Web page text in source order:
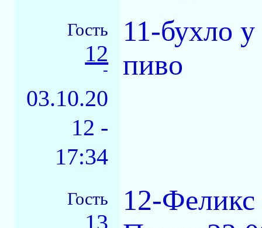
Гость
12
-
03.10.20
12 -
17:34
11-бухло
пиво
Гость
13
12-